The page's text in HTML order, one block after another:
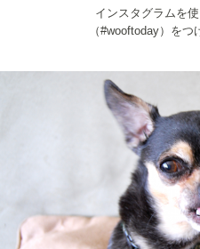
インスタグラムを
（#wooftoday）を